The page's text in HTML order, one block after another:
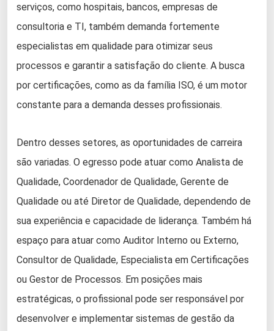
serviços, como hospitais, bancos, empresas de
consultoria e TI, também demanda fortemente
especialistas em qualidade para otimizar seus
processos e garantir a satisfação do cliente. A busca
por certificações, como as da família ISO, é um motor
constante para a demanda desses profissionais.
Dentro desses setores, as oportunidades de carreira
são variadas. O egresso pode atuar como Analista de
Qualidade, Coordenador de Qualidade, Gerente de
Qualidade ou até Diretor de Qualidade, dependendo de
sua experiência e capacidade de liderança. Também há
espaço para atuar como Auditor Interno ou Externo,
Consultor de Qualidade, Especialista em Certificações
ou Gestor de Processos. Em posições mais
estratégicas, o profissional pode ser responsável por
desenvolver e implementar sistemas de gestão da